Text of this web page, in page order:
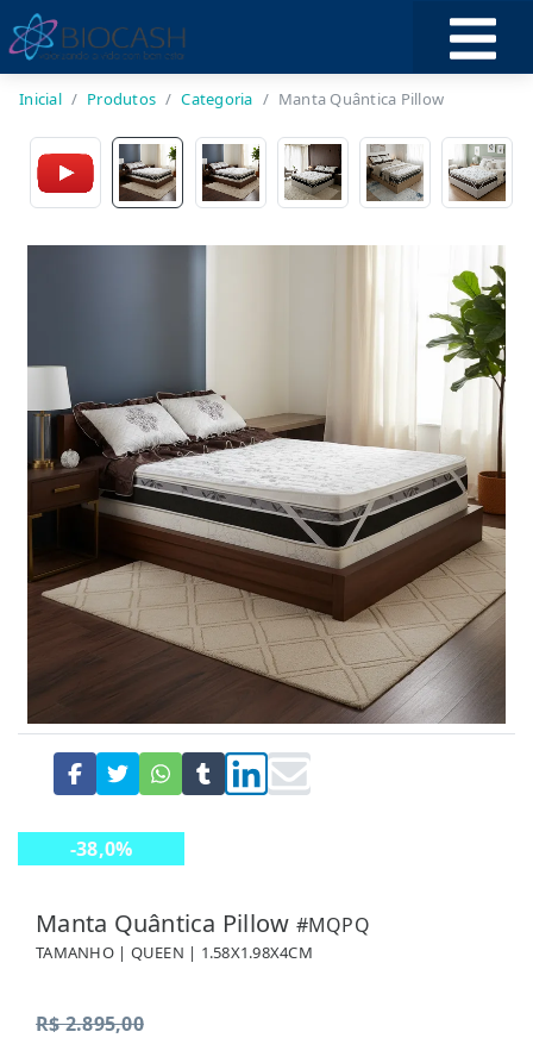
Inicial Produtos Categoria Manta Quântica Pillow
-38,0%
Manta Quântica Pillow #MQPQ
TAMANHO | QUEEN | 1.58X1.98X4CM
R$ 2.895,00